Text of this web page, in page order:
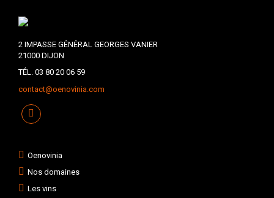
2 IMPASSE GÉNÉRAL GEORGES VANIER
21000 DIJON
TÉL. 03 80 20 06 59
contact@oenovinia.com
Oenovinia
Nos domaines
Les vins